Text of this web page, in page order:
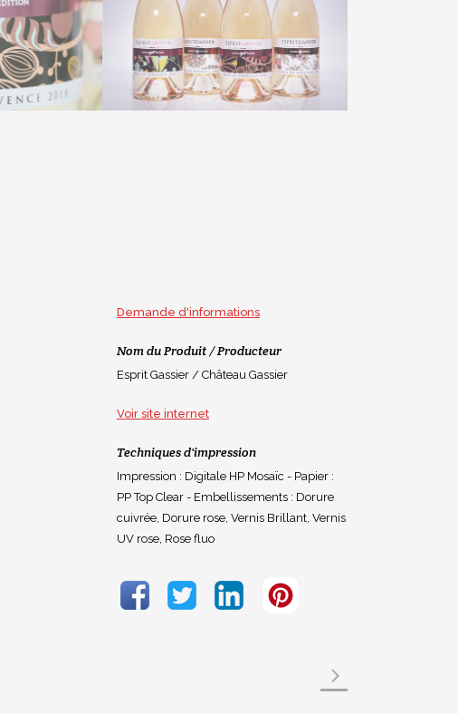
Demande d'informations
Nom du Produit / Producteur
Esprit Gassier / Château Gassier
Voir site internet
Techniques d'impression
Impression : Digitale HP Mosaïc - Papier :
PP Top Clear - Embellissements : Dorure
cuivrée, Dorure rose, Vernis Brillant, Vernis
UV rose, Rose fluo